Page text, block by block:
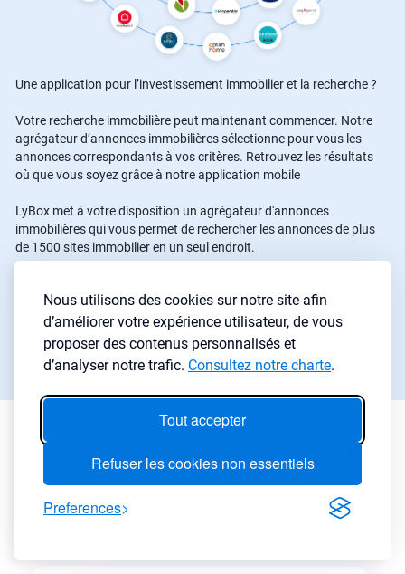
Nous utilisons des cookies sur notre site afin
d’améliorer votre expérience utilisateur, de vous
proposer des contenus personnalisés et
d’analyser notre trafic. Consultez notre charte.
Tout accepter
Refuser les cookies non essentiels
Preferences
Une application pour l’investissement immobilier et la recherche ?
Votre recherche immobilière peut maintenant commencer. Notre
agrégateur d’annonces immobilières sélectionne pour vous les
annonces correspondants à vos critères. Retrouvez les résultats
où que vous soyez grâce à notre application mobile
LyBox met à votre disposition un agrégateur d'annonces
immobilières qui vous permet de rechercher les annonces de plus
de 1500 sites immobilier en un seul endroit.
tout-en-un pour les investisseurs immobiliers.
Commencer une recherche
Estimation et évolution des
prix immobiliers